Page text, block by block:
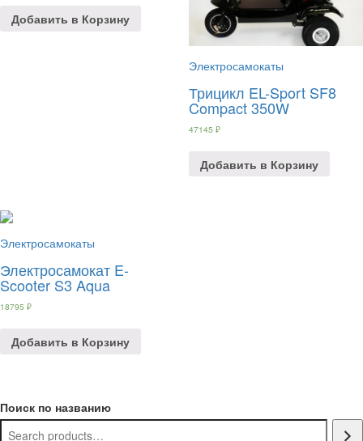
Добавить в Корзину
Электросамокаты
Трицикл EL-Sport SF8
Compact 350W
47145 ₽
Добавить в Корзину
Электросамокаты
Электросамокат E-
Scooter S3 Aqua
18795 ₽
Добавить в Корзину
Поиск по названию